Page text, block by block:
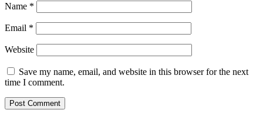
Name *
Email *
Website
Save my name, email, and website in this browser for the next
time I comment.